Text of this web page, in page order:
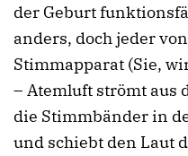
der Geburt
anders, doch jeder
Stimmapparat (Sie,
– Atemluft strömt aus
die Stimmbänder in
und schiebt den Laut